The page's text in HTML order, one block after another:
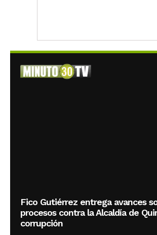
Fico Gutiérrez entrega avances
procesos contra la Alcaldía de
corrupción